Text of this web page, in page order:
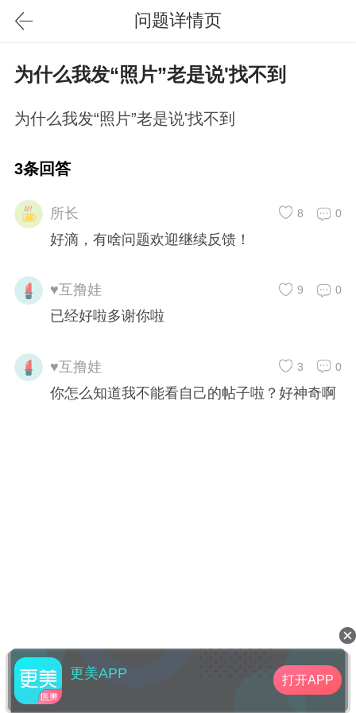
问题详情页
为什么我发“照片”老是说'找不到
为什么我发“照片”老是说'找不到
3条回答
所长 0
8
好滴，有啥问题欢迎继续反馈！
♥互撸娃 0
9
已经好啦多谢你啦
♥互撸娃 0
3
你怎么知道我不能看自己的帖子啦？好神奇啊
更美APP 打开APP